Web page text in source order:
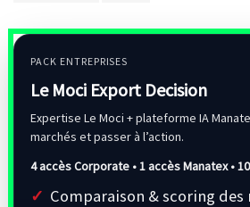
PACK ENTREPRISES
Le Moci Export Decision
Expertise Le Moci + plateforme IA
marchés et passer à l’action.
4 accès Corporate • 1 accès Manatex •
Comparaison & scoring des